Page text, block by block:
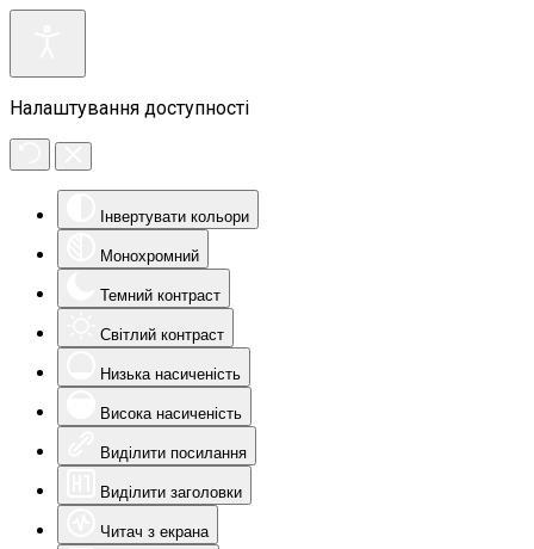
Налаштування доступності
Інвертувати кольори
Монохромний
Темний контраст
Світлий контраст
Низька насиченість
Висока насиченість
Виділити посилання
Виділити заголовки
Читач з екрана